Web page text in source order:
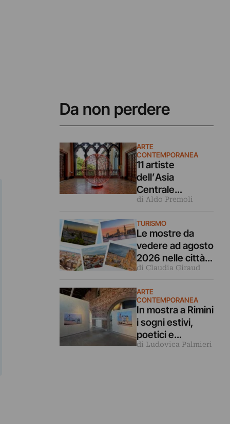
Da non perdere
ARTE
CONTEMPORANEA
11 artiste
dell’Asia
Centrale
rileggono la
questa mostra a
Venezia
di Aldo Premoli
TURISMO
Le mostre da
vedere ad agosto
2026 nelle città
d’arte europee
di Claudia Giraud
ARTE
CONTEMPORANEA
In mostra a Rimini
i sogni estivi,
poetici e
malinconici
di Ludovica Palmieri